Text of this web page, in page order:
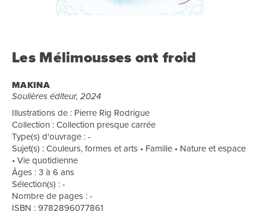
Les Mélimousses ont froid
MAKINA
Soulières éditeur, 2024
Illustrations de : Pierre Rig Rodrigue
Collection : Collection presque carrée
Type(s) d'ouvrage : -
Sujet(s) : Couleurs, formes et arts • Famille • Nature et espace
• Vie quotidienne
Âges : 3 à 6 ans
Sélection(s) : -
Nombre de pages : -
ISBN : 9782896077861